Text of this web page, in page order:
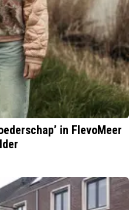
in FlevoMeer